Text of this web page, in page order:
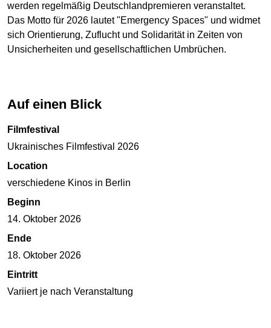
werden regelmäßig Deutschlandpremieren veranstaltet.
Das Motto für 2026 lautet "Emergency Spaces" und widmet
sich Orientierung, Zuflucht und Solidarität in Zeiten von
Unsicherheiten und gesellschaftlichen Umbrüchen.
Auf einen Blick
Filmfestival
Ukrainisches Filmfestival 2026
Location
verschiedene Kinos in Berlin
Beginn
14. Oktober 2026
Ende
18. Oktober 2026
Eintritt
Variiert je nach Veranstaltung